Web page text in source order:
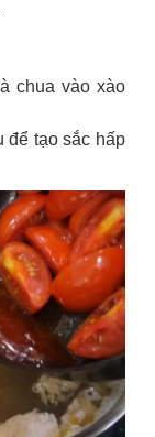
chua vào xào
để tạo sắc hấp